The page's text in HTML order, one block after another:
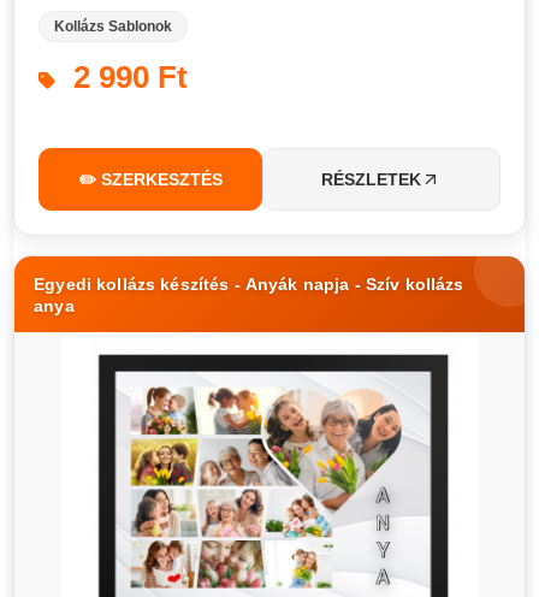
Kollázs Sablonok
2 990 Ft
✏️ SZERKESZTÉS RÉSZLETEK
Egyedi kollázs készítés - Anyák napja - Szív kollázs
anya